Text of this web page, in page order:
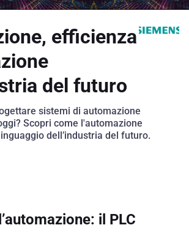
efficienza
del futuro
sistemi di automazione
Scopri come l'automazione
dell’industria del futuro.
il PLC